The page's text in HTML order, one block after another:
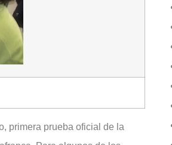
primera prueba oficial de la